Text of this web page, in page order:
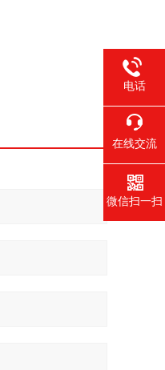
电话
在线交流
微信扫一扫